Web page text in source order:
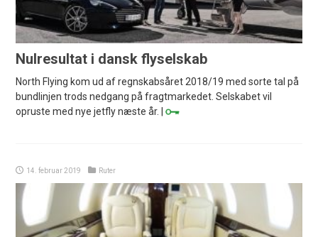
Nulresultat i dansk flyselskab
North Flying kom ud af regnskabsåret 2018/19 med sorte tal på
bundlinjen trods nedgang på fragtmarkedet. Selskabet vil
opruste med nye jetfly næste år. |
14. februar 2019 Ruter